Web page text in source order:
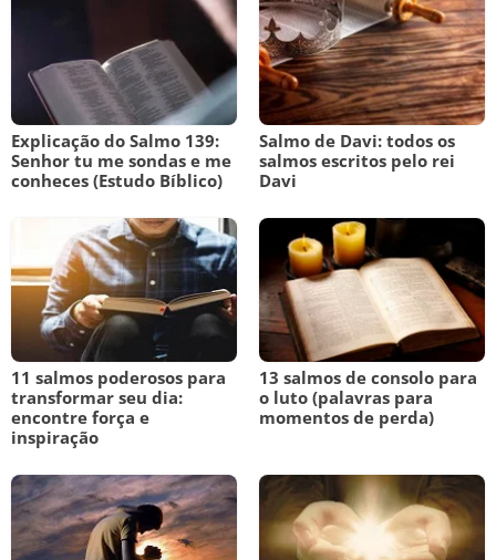
Explicação do Salmo 139:
Senhor tu me sondas e me
conheces (Estudo Bíblico)
Salmo de Davi: todos os
salmos escritos pelo rei
Davi
11 salmos poderosos para
transformar seu dia:
encontre força e
inspiração
13 salmos de consolo para
o luto (palavras para
momentos de perda)